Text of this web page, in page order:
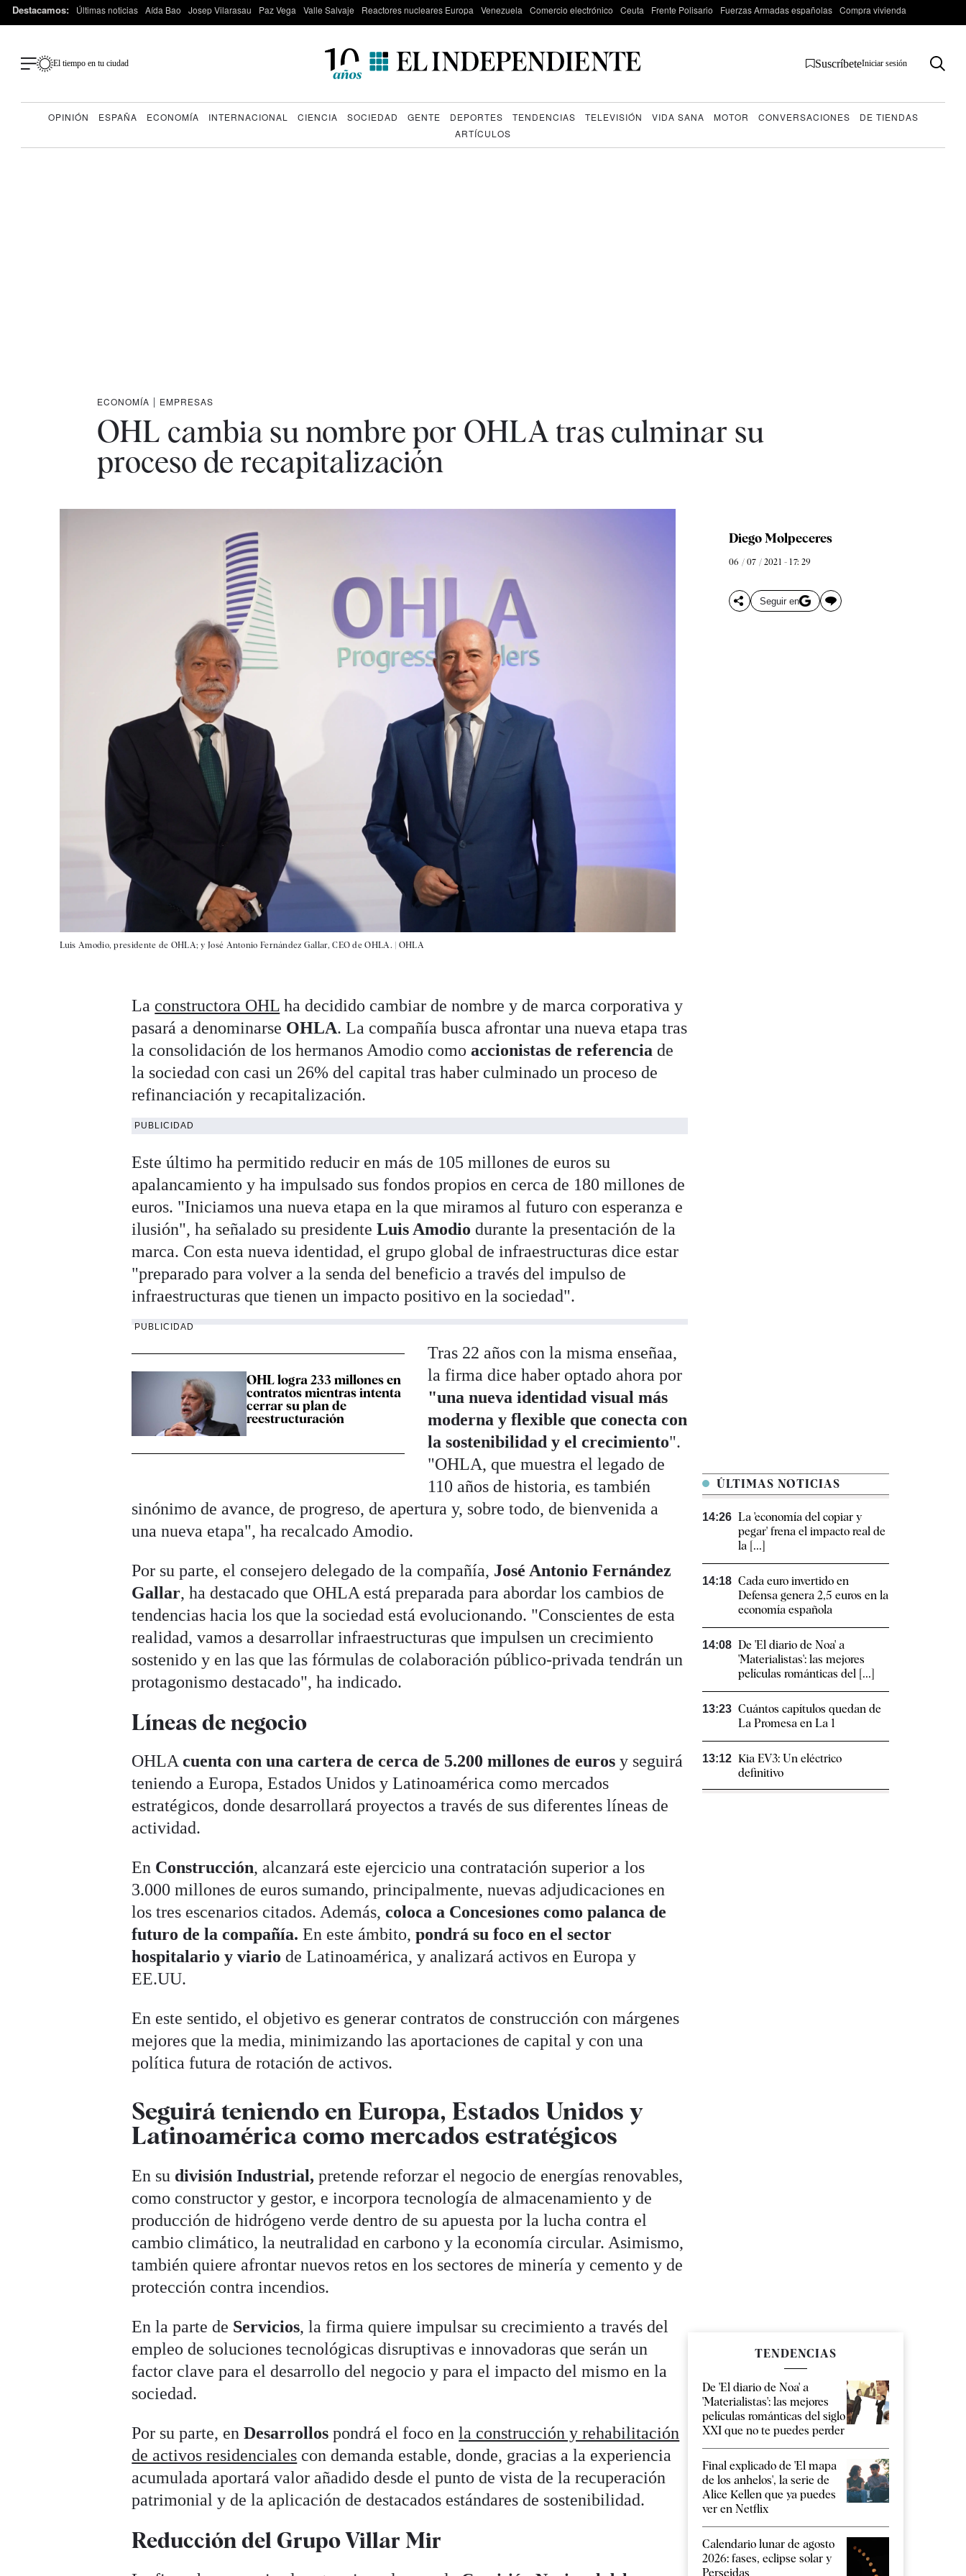
Destacamos: Últimas noticias Aída Bao Josep Vilarasau Paz Vega Valle Salvaje Reactores nucleares Europa Venezuela Comercio electrónico Ceuta Frente Polisario Fuerzas Armadas españolas Compra vivienda
El tiempo en tu ciudad SuscríbeteIniciar sesión
OPINIÓN ESPAÑA ECONOMÍA INTERNACIONAL CIENCIA SOCIEDAD GENTE DEPORTES TENDENCIAS TELEVISIÓN VIDA SANA MOTOR CONVERSACIONES
DE TIENDAS
ARTÍCULOS
ECONOMÍA | EMPRESAS
OHL cambia su nombre por OHLA tras culminar su
proceso de recapitalización
Luis Amodio, presidente de OHLA; y José Antonio Fernández Gallar, CEO de OHLA. | OHLA
Diego Molpeceres
06 / 07 / 2021 - 17: 29
Seguir en
La constructora OHL ha decidido cambiar de nombre y de marca corporativa y
pasará a denominarse OHLA. La compañía busca afrontar una nueva etapa tras
la consolidación de los hermanos Amodio comoaccionistas de referencia de
la sociedad con casi un 26% del capital tras haber culminado un proceso de
refinanciación y recapitalización.
PUBLICIDAD
Este último ha permitido reducir en más de 105 millones de euros su
apalancamiento y ha impulsado sus fondos propios en cerca de 180 millones de
euros. "Iniciamos una nueva etapa en la que miramos al futuro con esperanza e
ilusión", ha señalado su presidenteLuis Amodio durante la presentación de la
marca. Con esta nueva identidad, el grupo global de infraestructuras dice estar
"preparado para volver a la senda del beneficio a través del impulso de
infraestructuras que tienen un impacto positivo en la sociedad".
PUBLICIDAD
OHL logra 233 millones en
contratos mientras intenta
cerrar su plan de
reestructuración
Tras 22 años con la misma enseñaa,
la firma dice haber optado ahora por
"una nueva identidad visual más
moderna y flexible que conecta con
la sostenibilidad y el crecimiento".
"OHLA, que muestra el legado de
110 años de historia, es también
sinónimo de avance, de progreso, de apertura y, sobre todo, de bienvenida a
una nueva etapa", ha recalcado Amodio.
Por su parte, el consejero delegado de la compañía, José Antonio Fernández
Gallar, ha destacado que OHLA está preparada para abordar los cambios de
tendencias hacia los que la sociedad está evolucionando. "Conscientes de esta
realidad, vamos a desarrollar infraestructuras que impulsen un crecimiento
sostenido y en las que las fórmulas de colaboración público-privada tendrán un
protagonismo destacado", ha indicado.
Líneas de negocio
OHLAcuenta con una cartera de cerca de 5.200 millones de eurosy seguirá
teniendo a Europa, Estados Unidos y Latinoamérica como mercados
estratégicos, donde desarrollará proyectos a través de sus diferentes líneas de
actividad.
En Construcción, alcanzará este ejercicio una contratación superior a los
3.000 millones de euros sumando, principalmente, nuevas adjudicaciones en
los tres escenarios citados. Además,coloca a Concesiones como palanca de
futuro de la compañía.En este ámbito,pondrá su foco en el sector
hospitalario y viario de Latinoamérica, y analizará activos en Europa y
EE.UU.
En este sentido, el objetivo es generar contratos de construcción con márgenes
mejores que la media, minimizando las aportaciones de capital y con una
política futura de rotación de activos.
Seguirá teniendo en Europa, Estados Unidos y
Latinoamérica como mercados estratégicos
En su división Industrial, pretende reforzar el negocio de energías renovables,
como constructor y gestor, e incorpora tecnología de almacenamiento y de
producción de hidrógeno verde dentro de su apuesta por la lucha contra el
cambio climático, la neutralidad en carbono y la economía circular. Asimismo,
también quiere afrontar nuevos retos en los sectores de minería y cemento y de
protección contra incendios.
En la parte de Servicios, la firma quiere impulsar su crecimiento a través del
empleo de soluciones tecnológicas disruptivas e innovadoras que serán un
factor clave para el desarrollo del negocio y para el impacto del mismo en la
sociedad.
Por su parte, enDesarrollospondrá el foco enla construcción y rehabilitación
de activos residenciales con demanda estable, donde, gracias a la experiencia
acumulada aportará valor añadido desde el punto de vista de la recuperación
patrimonial y de la aplicación de destacados estándares de sostenibilidad.
Reducción del Grupo Villar Mir
ÚLTIMAS NOTICIAS
14:26 La 'economía del copiar y
pegar' frena el impacto real de
la [...]
14:18 Cada euro invertido en
Defensa genera 2,5 euros en la
economía española
14:08 De 'El diario de Noa' a
'Materialistas': las mejores
películas románticas del [...]
13:23 Cuántos capítulos quedan de
La Promesa en La 1
13:12 Kia EV3: Un eléctrico
definitivo
TENDENCIAS
De 'El diario de Noa' a
'Materialistas': las mejores
películas románticas del siglo
XXI que no te puedes perder
Final explicado de 'El mapa
de los anhelos', la serie de
Alice Kellen que ya puedes
ver en Netflix
Calendario lunar de agosto
2026: fases, eclipse solar y
Perseidas